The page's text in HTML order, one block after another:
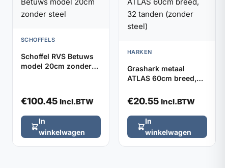
SCHOFFELS
Schoffel RVS Betuws
model 20cm zonder
€100.45 Incl.BTW
In
winkelwagen
HARKEN
Grashark metaal
ATLAS 60cm breed,
steel)
€20.55 Incl.BTW
In
winkelwagen